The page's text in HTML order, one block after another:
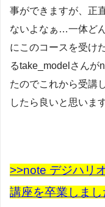
事ができますが、正
ないよなぁ…一体ど
にこのコースを受け
るtake_modelさんが
たのでこれから受講
したら良いと思います
>>note デジハリ
講座を卒業しま